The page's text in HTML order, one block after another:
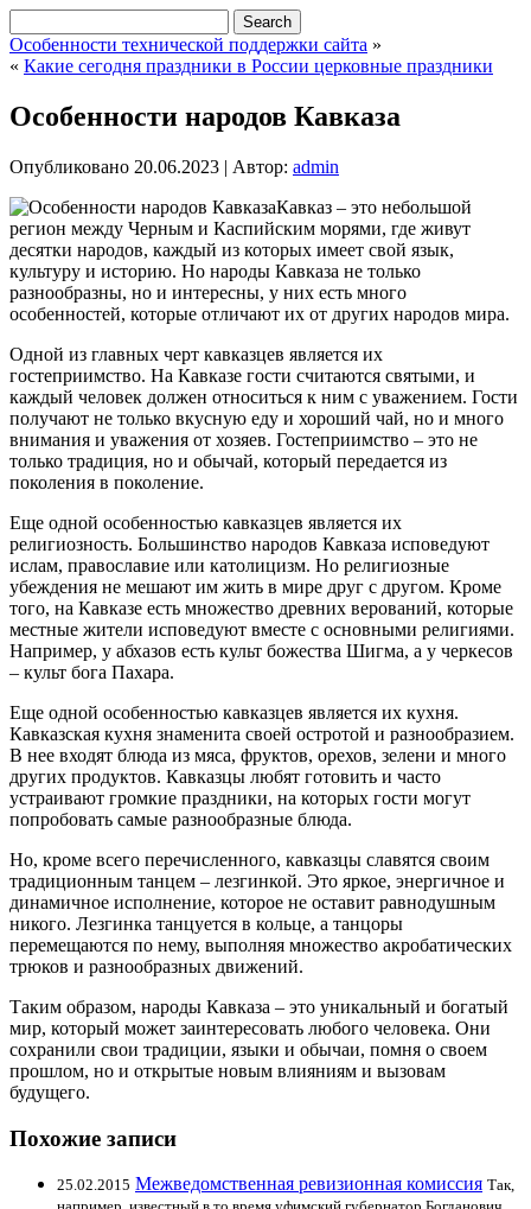
Особенности технической поддержки сайта »
« Какие сегодня праздники в России церковные праздники
Особенности народов Кавказа
Опубликовано 20.06.2023 | Автор: admin
Кавказ – это небольшой
регион между Черным и Каспийским морями, где живут
десятки народов, каждый из которых имеет свой язык,
культуру и историю. Но народы Кавказа не только
разнообразны, но и интересны, у них есть много
особенностей, которые отличают их от других народов мира.
Одной из главных черт кавказцев является их
гостеприимство. На Кавказе гости считаются святыми, и
каждый человек должен относиться к ним с уважением. Гости
получают не только вкусную еду и хороший чай, но и много
внимания и уважения от хозяев. Гостеприимство – это не
только традиция, но и обычай, который передается из
поколения в поколение.
Еще одной особенностью кавказцев является их
религиозность. Большинство народов Кавказа исповедуют
ислам, православие или католицизм. Но религиозные
убеждения не мешают им жить в мире друг с другом. Кроме
того, на Кавказе есть множество древних верований, которые
местные жители исповедуют вместе с основными религиями.
Например, у абхазов есть культ божества Шигма, а у черкесов
– культ бога Пахара.
Еще одной особенностью кавказцев является их кухня.
Кавказская кухня знаменита своей остротой и разнообразием.
В нее входят блюда из мяса, фруктов, орехов, зелени и много
других продуктов. Кавказцы любят готовить и часто
устраивают громкие праздники, на которых гости могут
попробовать самые разнообразные блюда.
Но, кроме всего перечисленного, кавказцы славятся своим
традиционным танцем – лезгинкой. Это яркое, энергичное и
динамичное исполнение, которое не оставит равнодушным
никого. Лезгинка танцуется в кольце, а танцоры
перемещаются по нему, выполняя множество акробатических
трюков и разнообразных движений.
Таким образом, народы Кавказа – это уникальный и богатый
мир, который может заинтересовать любого человека. Они
сохранили свои традиции, языки и обычаи, помня о своем
прошлом, но и открытые новым влияниям и вызовам
будущего.
Похожие записи
25.02.2015 Межведомственная ревизионная комиссия Так,